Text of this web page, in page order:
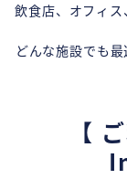
飲食店、オフィ
どんな施設でも
【